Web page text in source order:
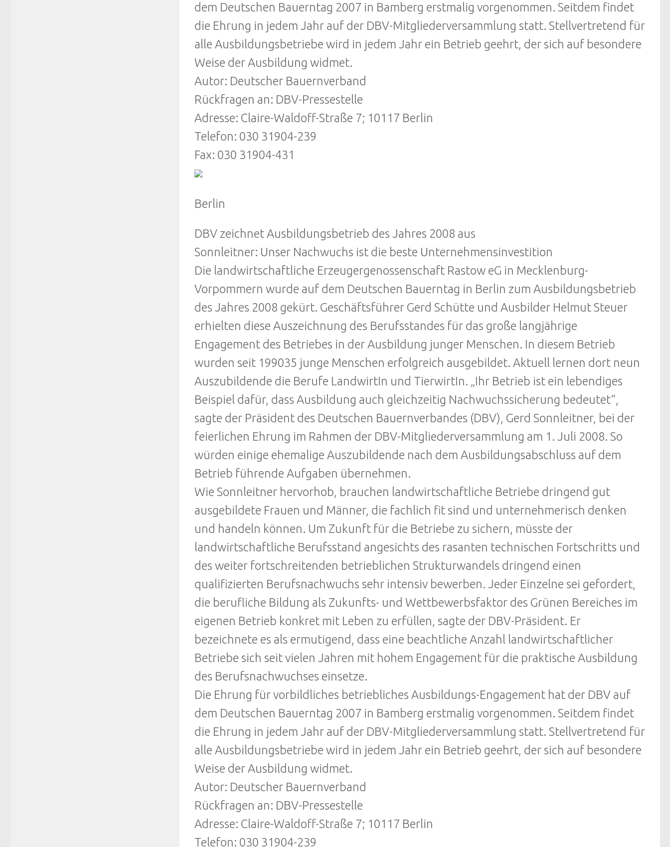
dem Deutschen Bauerntag 2007 in Bamberg erstmalig vorgenommen. Seitdem findet
die Ehrung in jedem Jahr auf der DBV-Mitgliederversammlung statt. Stellvertretend für
alle Ausbildungsbetriebe wird in jedem Jahr ein Betrieb geehrt, der sich auf besondere
Weise der Ausbildung widmet.
Autor: Deutscher Bauernverband
Rückfragen an: DBV-Pressestelle
Adresse: Claire-Waldoff-Straße 7; 10117 Berlin
Telefon: 030 31904-239
Fax: 030 31904-431
Berlin
DBV zeichnet Ausbildungsbetrieb des Jahres 2008 aus
Sonnleitner: Unser Nachwuchs ist die beste Unternehmensinvestition
Die landwirtschaftliche Erzeugergenossenschaft Rastow eG in Mecklenburg-
Vorpommern wurde auf dem Deutschen Bauerntag in Berlin zum Ausbildungsbetrieb
des Jahres 2008 gekürt. Geschäftsführer Gerd Schütte und Ausbilder Helmut Steuer
erhielten diese Auszeichnung des Berufsstandes für das große langjährige
Engagement des Betriebes in der Ausbildung junger Menschen. In diesem Betrieb
wurden seit 199035 junge Menschen erfolgreich ausgebildet. Aktuell lernen dort neun
Auszubildende die Berufe LandwirtIn und TierwirtIn. „Ihr Betrieb ist ein lebendiges
Beispiel dafür, dass Ausbildung auch gleichzeitig Nachwuchssicherung bedeutet“,
sagte der Präsident des Deutschen Bauernverbandes (DBV), Gerd Sonnleitner, bei der
feierlichen Ehrung im Rahmen der DBV-Mitgliederversammlung am 1. Juli 2008. So
würden einige ehemalige Auszubildende nach dem Ausbildungsabschluss auf dem
Betrieb führende Aufgaben übernehmen.
Wie Sonnleitner hervorhob, brauchen landwirtschaftliche Betriebe dringend gut
ausgebildete Frauen und Männer, die fachlich fit sind und unternehmerisch denken
und handeln können. Um Zukunft für die Betriebe zu sichern, müsste der
landwirtschaftliche Berufsstand angesichts des rasanten technischen Fortschritts und
des weiter fortschreitenden betrieblichen Strukturwandels dringend einen
qualifizierten Berufsnachwuchs sehr intensiv bewerben. Jeder Einzelne sei gefordert,
die berufliche Bildung als Zukunfts- und Wettbewerbsfaktor des Grünen Bereiches im
eigenen Betrieb konkret mit Leben zu erfüllen, sagte der DBV-Präsident. Er
bezeichnete es als ermutigend, dass eine beachtliche Anzahl landwirtschaftlicher
Betriebe sich seit vielen Jahren mit hohem Engagement für die praktische Ausbildung
des Berufsnachwuchses einsetze.
Die Ehrung für vorbildliches betriebliches Ausbildungs-Engagement hat der DBV auf
dem Deutschen Bauerntag 2007 in Bamberg erstmalig vorgenommen. Seitdem findet
die Ehrung in jedem Jahr auf der DBV-Mitgliederversammlung statt. Stellvertretend für
alle Ausbildungsbetriebe wird in jedem Jahr ein Betrieb geehrt, der sich auf besondere
Weise der Ausbildung widmet.
Autor: Deutscher Bauernverband
Rückfragen an: DBV-Pressestelle
Adresse: Claire-Waldoff-Straße 7; 10117 Berlin
Telefon: 030 31904-239